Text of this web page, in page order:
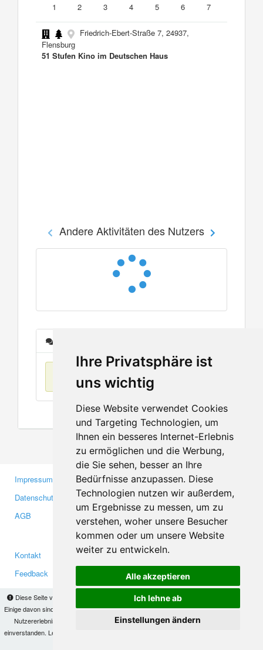
Ihre Privatsphäre ist
uns wichtig
Diese Website verwendet Cookies
und Targeting Technologien, um
Ihnen ein besseres Internet-Erlebnis
zu ermöglichen und die Werbung,
die Sie sehen, besser an Ihre
Bedürfnisse anzupassen. Diese
Technologien nutzen wir außerdem,
um Ergebnisse zu messen, um zu
verstehen, woher unsere Besucher
kommen oder um unsere Website
weiter zu entwickeln.
Alle akzeptieren
Ich lehne ab
Einstellungen ändern
Diese Seite verwendet Cookies, um Informationen auf Ihrem Computer zu speichern.
Einige davon sind notwendig, damit unsere Seite funktioniert, andere helfen uns dabei, das
Nutzererlebnis zu verbessern. Mit der Nutzung dieser Seite erklären Sie sich damit
einverstanden. Lesen Sie unsere
1
2 3 4 5 6 7
Friedrich-Ebert-Straße 7, 24937,
Flensburg
51 Stufen Kino im Deutschen Haus
Andere Aktivitäten des Nutzers
Keine Einträge
Impressum
Datenschutzerklärung
AGB
Gewerbetreibende
Investoren
Medien
Kontakt
Feedback
Facebook
Twitter
YouTube
Google+